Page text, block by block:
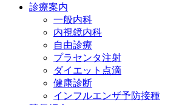
診療案内
一般内科
内視鏡内科
自由診療
プラセンタ注射
ダイエット点滴
健康診断
インフルエンザ予防接種